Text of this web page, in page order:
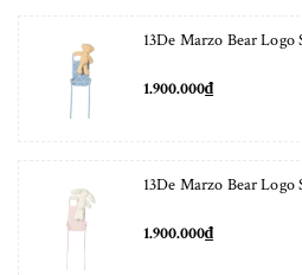
13De Marzo Bear Logo
1.900.000₫
13De Marzo Bear Logo
1.900.000₫